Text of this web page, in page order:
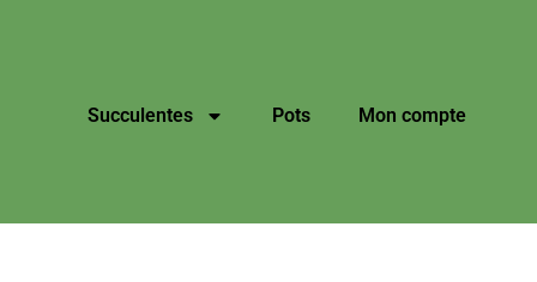
Succulentes Pots Mon compte